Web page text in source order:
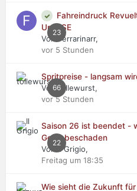
23
Fahreindruck
Urus SE
Von Ferrarinarr,
vor 5 Stunden
66
Spritpreise - langsam
Von tollewurst,
vor 5 Stunden
22
Saison 26 ist beendet -
Getriebeschaden
Von Il Grigio,
Freitag um 18:35
Wie sieht die Zukunft